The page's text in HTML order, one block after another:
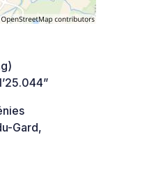
Gard,